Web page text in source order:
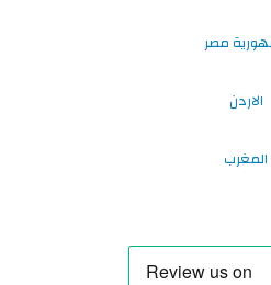
مصر
الاردن
المغرب